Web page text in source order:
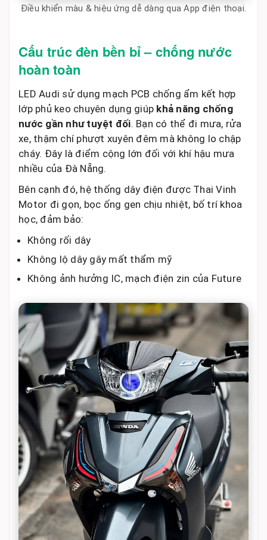
Điều khiển màu & hiệu ứng dễ dàng qua App điện thoại.
Cấu trúc đèn bền bỉ – chống nước
hoàn toàn
LED Audi sử dụng mạch PCB chống ẩm kết hợp
lớp phủ keo chuyên dụng giúp khả năng chống
nước gần như tuyệt đối. Bạn có thể đi mưa, rửa
xe, thậm chí phượt xuyên đêm mà không lo chập
cháy. Đây là điểm cộng lớn đối với khí hậu mưa
nhiều của Đà Nẵng.
Bên cạnh đó, hệ thống dây điện được Thai Vinh
Motor đi gọn, bọc ống gen chịu nhiệt, bố trí khoa
học, đảm bảo:
Không rối dây
Không lộ dây gây mất thẩm mỹ
Không ảnh hưởng IC, mạch điện zin của Future